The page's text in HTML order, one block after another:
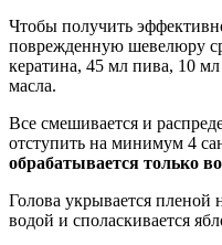
Чтобы получить
поврежденную шевелюру
кератина, 45 мл пива, 10
масла.
Все смешивается и
отступить на минимум 4
обрабатывается только
Голова укрывается пленой
водой и споласкивается